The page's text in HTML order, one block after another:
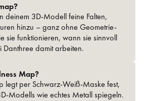
deinem 3D-Modell feine Falten,
hinzu – ganz ohne Geometrie-
sie funktionieren, wann sie sinnvoll
damit arbeiten.
Map?
legt per Schwarz-Weiß-Maske fest,
Modells wie echtes Metall spiegeln.